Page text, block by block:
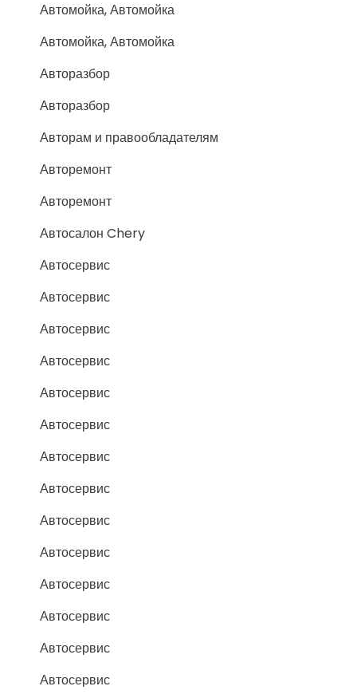
Автомойка, Автомойка
Автомойка, Автомойка
Авторазбор
Авторазбор
Авторам и правообладателям
Авторемонт
Авторемонт
Автосалон Chery
Автосервис
Автосервис
Автосервис
Автосервис
Автосервис
Автосервис
Автосервис
Автосервис
Автосервис
Автосервис
Автосервис
Автосервис
Автосервис
Автосервис